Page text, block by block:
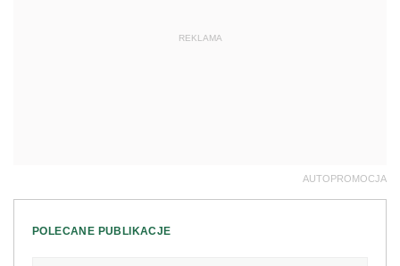
REKLAMA
AUTOPROMOCJA
POLECANE PUBLIKACJE